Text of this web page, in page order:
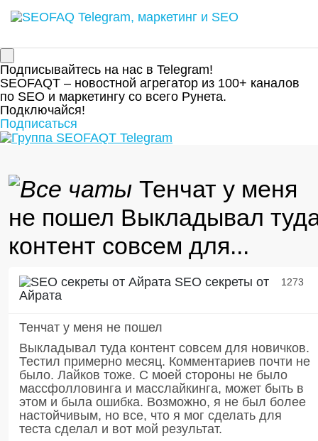
Подписывайтесь на нас в Telegram!
SEOFAQT – новостной агрегатор из 100+ каналов
по SEO и маркетингу со всего Рунета.
Подключайся!
Подписаться
Тенчат у меня
не пошел Выкладывал
контент совсем для...
SEO секреты от
Айрата
1273
Тенчат у меня не пошел
Выкладывал туда контент совсем для новичков.
Тестил примерно месяц. Комментариев почти не
было. Лайков тоже. С моей стороны не было
массфолловинга и масслайкинга, может быть в
этом и была ошибка. Возможно, я не был более
настойчивым, но все, что я мог сделать для
теста сделал и вот мой результат.